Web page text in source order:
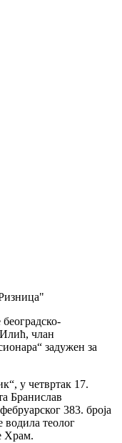
Илић, члан
задужен за
у четвртак 17.
Бранислав
383. броја
водила теолог
Храм.